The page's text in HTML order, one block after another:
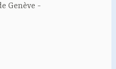
Genève